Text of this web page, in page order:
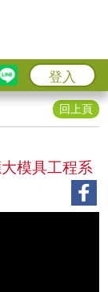
登入
回上頁
模具工程系